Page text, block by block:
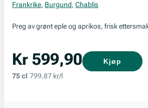
Frankrike, Burgund, Chablis
Preg av grønt eple og aprikos, frisk
Kr 599,90
75 cl 799,87 kr/l
Kjøp